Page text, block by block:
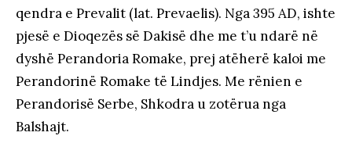
qendra e Prevalit (lat. Prevaelis). Nga 395 AD, ishte
pjesë e Dioqezës së Dakisë dhe me t’u ndarë në
dyshë Perandoria Romake, prej atëherë kaloi me
Perandorinë Romake të Lindjes. Me rënien e
Perandorisë Serbe, Shkodra u zotërua nga
Balshajt.